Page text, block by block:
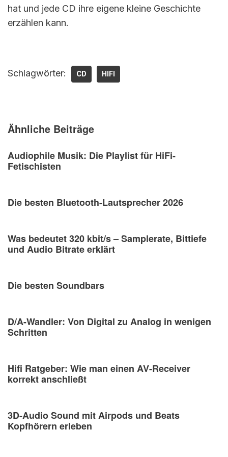
hat und jede CD ihre eigene kleine Geschichte
erzählen kann.
Schlagwörter: CD HIFI
Ähnliche Beiträge
Audiophile Musik: Die Playlist für HiFi-
Fetischisten
Die besten Bluetooth-Lautsprecher 2026
Was bedeutet 320 kbit/s – Samplerate, Bittiefe
und Audio Bitrate erklärt
Die besten Soundbars
D/A-Wandler: Von Digital zu Analog in wenigen
Schritten
Hifi Ratgeber: Wie man einen AV-Receiver
korrekt anschließt
3D-Audio Sound mit Airpods und Beats
Kopfhörern erleben